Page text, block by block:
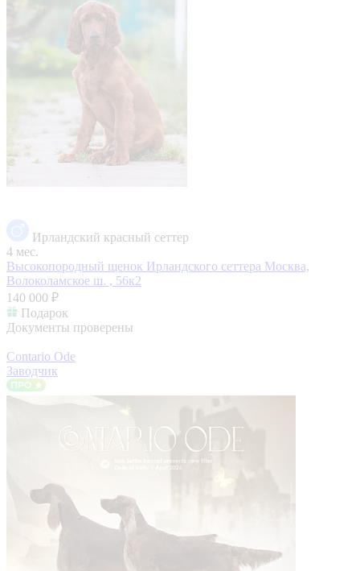
Ирландский красный сеттер
4 мес.
Высокопородный щенок Ирландского сеттера Москва,
Волоколамское ш. , 56к2
140 000 ₽
Подарок
Документы проверены
Contario Ode
Заводчик